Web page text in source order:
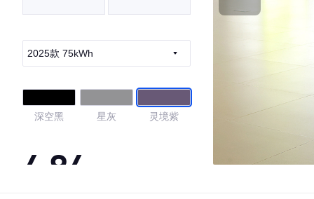
2025款 75kWh
深空黑 星灰 灵境紫
4.84